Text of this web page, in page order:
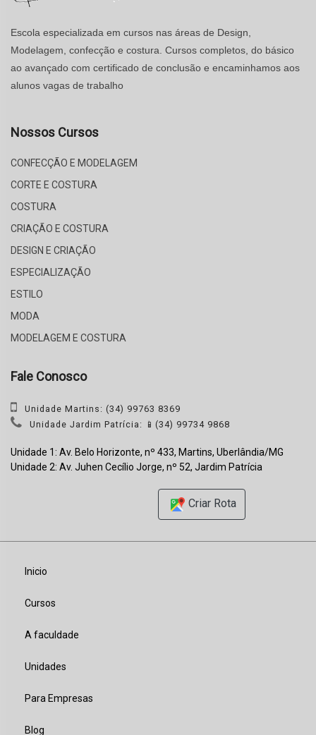
Escola especializada em cursos nas áreas de Design,
Modelagem, confecção e costura. Cursos completos, do básico
ao avançado com certificado de conclusão e encaminhamos aos
alunos vagas de trabalho
Nossos Cursos
CONFECÇÃO E MODELAGEM
CORTE E COSTURA
COSTURA
CRIAÇÃO E COSTURA
DESIGN E CRIAÇÃO
ESPECIALIZAÇÃO
ESTILO
MODA
MODELAGEM E COSTURA
Fale Conosco
Unidade Martins: (34) 99763 8369
Unidade Jardim Patrícia: 📱(34) 99734 9868
Unidade 1: Av. Belo Horizonte, nº 433, Martins, Uberlândia/MG
Unidade 2: Av. Juhen Cecílio Jorge, nº 52, Jardim Patrícia
Criar Rota
Inicio
Cursos
A faculdade
Unidades
Para Empresas
Blog